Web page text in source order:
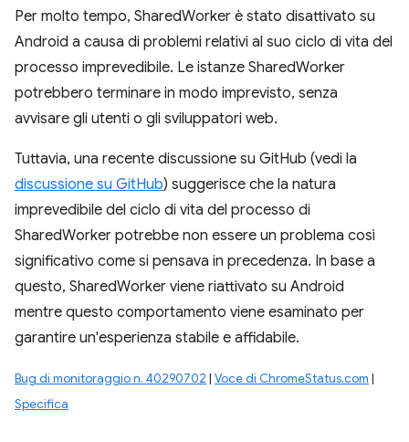
Per molto tempo, SharedWorker è stato disattivato su
Android a causa di problemi relativi al suo ciclo di vita del
processo imprevedibile. Le istanze SharedWorker
potrebbero terminare in modo imprevisto, senza
avvisare gli utenti o gli sviluppatori web.
Tuttavia, una recente discussione su GitHub (vedi la
discussione su GitHub) suggerisce che la natura
imprevedibile del ciclo di vita del processo di
SharedWorker potrebbe non essere un problema così
significativo come si pensava in precedenza. In base a
questo, SharedWorker viene riattivato su Android
mentre questo comportamento viene esaminato per
garantire un'esperienza stabile e affidabile.
Bug di monitoraggio n. 40290702 | Voce di ChromeStatus.com |
Specifica